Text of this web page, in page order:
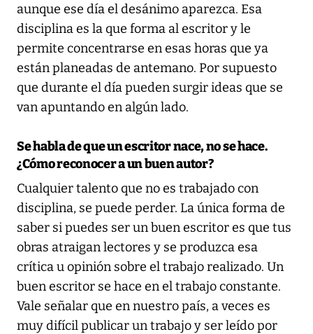
aunque ese día el desánimo aparezca. Esa
disciplina es la que forma al escritor y le
permite concentrarse en esas horas que ya
están planeadas de antemano. Por supuesto
que durante el día pueden surgir ideas que se
van apuntando en algún lado.
Se habla de que un escritor nace, no se hace.
¿Cómo reconocer a un buen autor?
Cualquier talento que no es trabajado con
disciplina, se puede perder. La única forma de
saber si puedes ser un buen escritor es que tus
obras atraigan lectores y se produzca esa
crítica u opinión sobre el trabajo realizado. Un
buen escritor se hace en el trabajo constante.
Vale señalar que en nuestro país, a veces es
muy difícil publicar un trabajo y ser leído por